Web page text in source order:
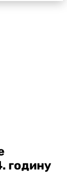
годину